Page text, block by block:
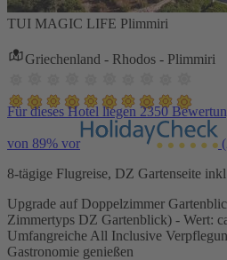
TUI MAGIC LIFE Plimmiri
Griechenland - Rhodos - Plimmiri
Für dieses Hotel liegen 2350
von 89% vor
8-tägige Flugreise, DZ Gartenseite
Upgrade auf Doppelzimmer
Zimmertyps DZ Gartenblick) - Wert:
Umfangreiche All Inclusive
Gastronomie genießen